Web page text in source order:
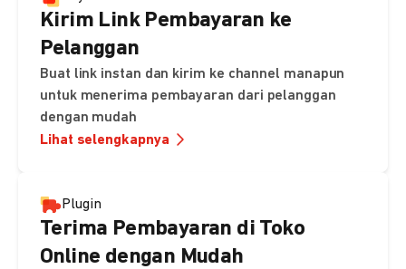
Kirim Link Pembayaran ke
Pelanggan
Buat link instan dan kirim ke channel manapun
untuk menerima pembayaran dari pelanggan
dengan mudah
Lihat selengkapnya
Plugin
Terima Pembayaran di Toko
Online dengan Mudah